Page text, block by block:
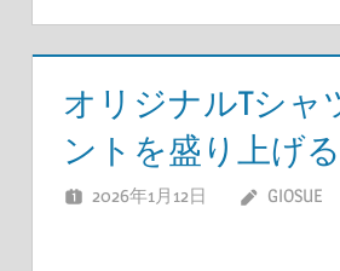
オリジナルTシャ
ントを盛り上げる
2026年1月12日 GIOSUE